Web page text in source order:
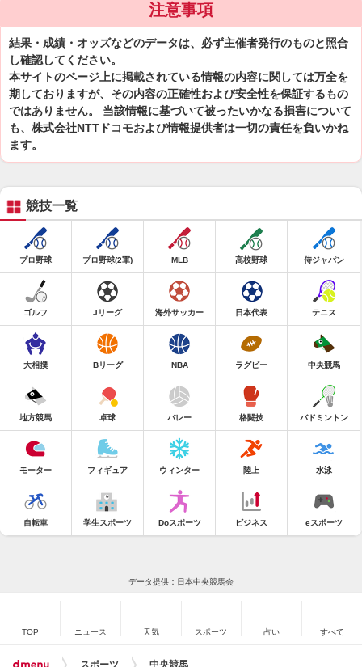
注意事項
結果・成績・オッズなどのデータは、必ず主催者発行のものと照合
し確認してください。
本サイトのページ上に掲載されている情報の内容に関しては万全を
期しておりますが、その内容の正確性および安全性を保証するもの
ではありません。 当該情報に基づいて被ったいかなる損害について
も、株式会社NTTドコモおよび情報提供者は一切の責任を負いかね
ます。
競技一覧
プロ野球 プロ野球(2軍) MLB 高校野球 侍ジャパン
ゴルフ Jリーグ 海外サッカー 日本代表 テニス
大相撲 Bリーグ NBA ラグビー 中央競馬
地方競馬 卓球 バレー 格闘技 バドミントン
モーター フィギュア ウィンター 陸上 水泳
自転車 学生スポーツ Doスポーツ ビジネス eスポーツ
データ提供：日本中央競馬会
TOP ニュース 天気 スポーツ 占い すべて
スポーツ 中央競馬